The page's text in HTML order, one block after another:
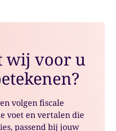
wij voor u
volgen fiscale
voet en vertalen die
passend bij jouw